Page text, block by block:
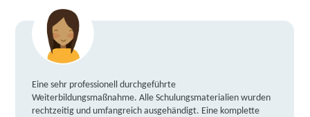
Eine sehr professionell durchgeführte
Weiterbildungsmaßnahme. Alle Schulungsmaterialien wurden
rechtzeitig und umfangreich ausgehändigt. Eine komplette